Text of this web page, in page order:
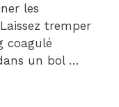
les
tremper
coagulé
un bol …